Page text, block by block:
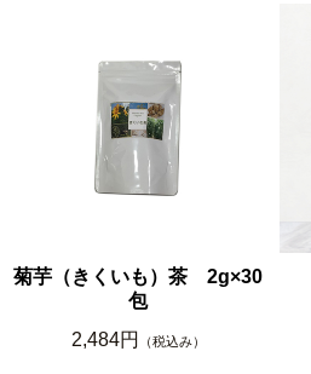
菊芋（きくいも）茶 2g×30
包
2,484円
（税込み）